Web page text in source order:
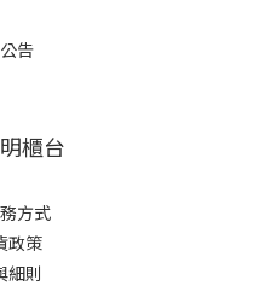
告
櫃台
方式
政策
細則